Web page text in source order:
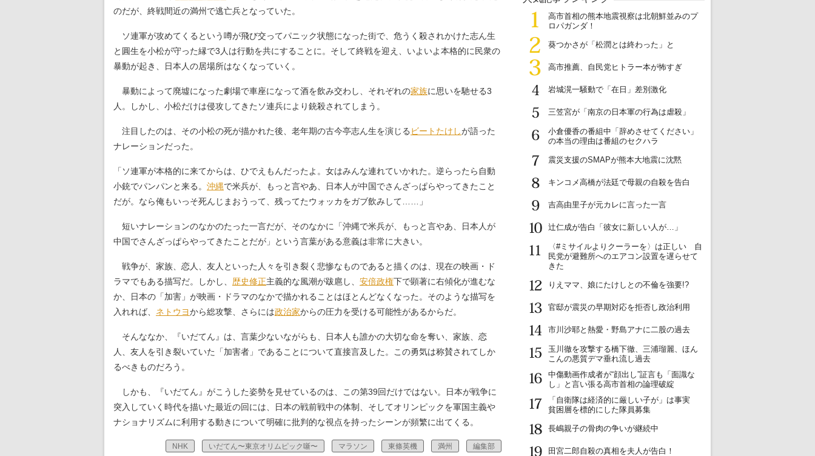
のだが、終戦間近の満州で逃亡兵となっていた。
ソ連軍が攻めてくるという噂が飛び交ってパニック状態になった街で、危うく殺されかけた志ん生
と圓生を小松が守った縁で3人は行動を共にすることに。そして終戦を迎え、いよいよ本格的に民衆の
暴動が起き、日本人の居場所はなくなっていく。
暴動によって廃墟になった劇場で車座になって酒を飲み交わし、それぞれの家族に思いを馳せる3
人。しかし、小松だけは侵攻してきたソ連兵により銃殺されてしまう。
注目したのは、その小松の死が描かれた後、老年期の古今亭志ん生を演じる ビートたけしが語った
ナレーションだった。
「ソ連軍が本格的に来てからは、ひでえもんだったよ。女はみんな連れていかれた。逆らったら自動
小銃でパンパンと来る。 沖縄で米兵が、もっと言やあ、日本人が中国でさんざっぱらやってきたこと
だが。なら俺もいっそ死んじまおうって、残ってたウォッカをガブ飲みして……」
短いナレーションのなかのたった一言だが、そのなかに「沖縄で米兵が、もっと言やあ、日本人が
中国でさんざっぱらやってきたことだが」という言葉がある意義は非常に大きい。
戦争が、家族、恋人、友人といった人々を引き裂く悲惨なものであると描くのは、現在の映画・ド
ラマでもある描写だ。しかし、 歴史修正主義的な風潮が跋扈し、 安倍政権下で顕著に右傾化が進むな
か、日本の「加害」が映画・ドラマのなかで描かれることはほとんどなくなった。そのような描写を
入れれば、 ネトウヨから総攻撃、さらには政治家からの圧力を受ける可能性があるからだ。
そんななか、『いだてん』は、言葉少ないながらも、日本人も誰かの大切な命を奪い、家族、恋
人、友人を引き裂いていた「加害者」であることについて直接言及した。この勇気は称賛されてしか
るべきものだろう。
しかも、『いだてん』がこうした姿勢を見せているのは、この第39回だけではない。日本が戦争に
突入していく時代を描いた最近の回には、日本の戦前戦中の体制、そしてオリンピックを軍国主義や
ナショナリズムに利用する動きについて明確に批判的な視点を持ったシーンが頻繁に出てくる。
NHK いだてん〜東京オリムピック噺〜 マラソン 東條英機 満州 編集部
1
高市首相の熊本地震視察は北朝鮮並みのプ
ロパガンダ！
2
葵つかさが「松潤とは終わった」と
3
高市推薦、自民党ヒトラー本が怖すぎ
4
岩城滉一騒動で「在日」差別激化
5
三笠宮が「南京の日本軍の行為は虐殺」
6
小倉優香の番組中「辞めさせてください」
の本当の理由は番組のセクハラ
7
震災支援のSMAPが熊本大地震に沈黙
8
キンコメ高橋が法廷で母親の自殺を告白
9
吉高由里子が元カレに言った一言
10
辻仁成が告白「彼女に新しい人が…」
11
〈#ミサイルよりクーラーを〉は正しい 自
民党が避難所へのエアコン設置を遅らせて
きた
12
りえママ、娘にたけしとの不倫を強要!?
13
官邸が震災の早期対応を拒否し政治利用
14
市川沙耶と熱愛・野島アナに二股の過去
15
玉川徹を攻撃する橋下徹、三浦瑠麗、ほん
こんの悪質デマ垂れ流し過去
16
中傷動画作成者が“顔出し”証言も「面識な
し」と言い張る高市首相の論理破綻
17
「自衛隊は経済的に厳しい子が」は事実
貧困層を標的にした隊員募集
18
長嶋親子の骨肉の争いが継続中
19
田宮二郎自殺の真相を夫人が告白！